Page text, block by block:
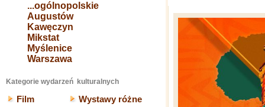
...ogólnopolskie
Augustów
Kawęczyn
Mikstat
Myślenice
Warszawa
Kategorie wydarzeń kulturalnych
Film
Wystawy różne